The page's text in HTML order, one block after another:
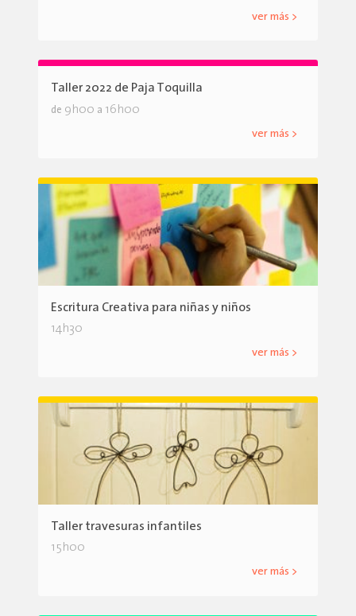
ver más >
Taller 2022 de Paja Toquilla
de 9h00 a 16h00
ver más >
Escritura Creativa para niñas y niños
14h30
ver más >
Taller travesuras infantiles
15h00
ver más >